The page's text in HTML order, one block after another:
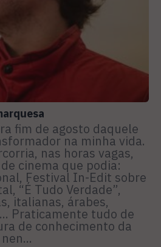
fim de agosto daquele
na minha vida.
nas horas vagas,
cinema que podia:
Festival In-Edit sobre
“É Tudo Verdade”,
italianas, árabes,
Praticamente tudo de
de conhecimento da